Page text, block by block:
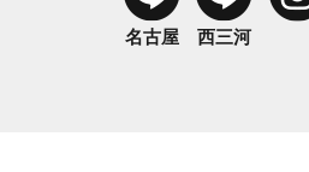
名古屋 西三河